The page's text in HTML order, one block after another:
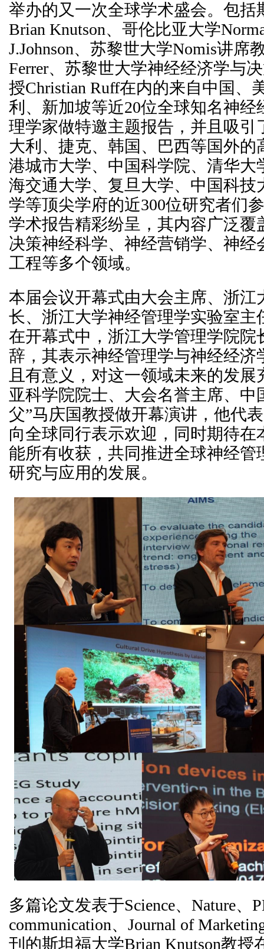
举办的又一次全球学术盛会。包括
Brian Knutson、哥伦比亚大学
J.Johnson、苏黎世大学Nomis讲席
Ferrer、苏黎世大学神经经济学与
授Christian Ruff在内的来自中国、
利、新加坡等近20位全球知名神经
理学家做特邀主题报告，并且吸引
大利、捷克、韩国、巴西等国外的
港城市大学、中国科学院、清华大
海交通大学、复旦大学、中国科技
学等顶尖学府的近300位研究者们
学术报告精彩纷呈，其内容广泛覆
决策神经科学、神经营销学、神经
工程等多个领域。
本届会议开幕式由大会主席、浙江
长、浙江大学神经管理学实验室主
在开幕式中，浙江大学管理学院院
辞，其表示神经管理学与神经经济
且有意义，对这一领域未来的发
亚科学院院士、大会名誉主席、中
父”马庆国教授做开幕演讲，他代
向全球同行表示欢迎，同时期待在
能所有收获，共同推进全球神经管
研究与应用的发展。
多篇论文发表于Science、Nature、
communication、Journal of
刊的斯坦福大学Brian Knutson教授